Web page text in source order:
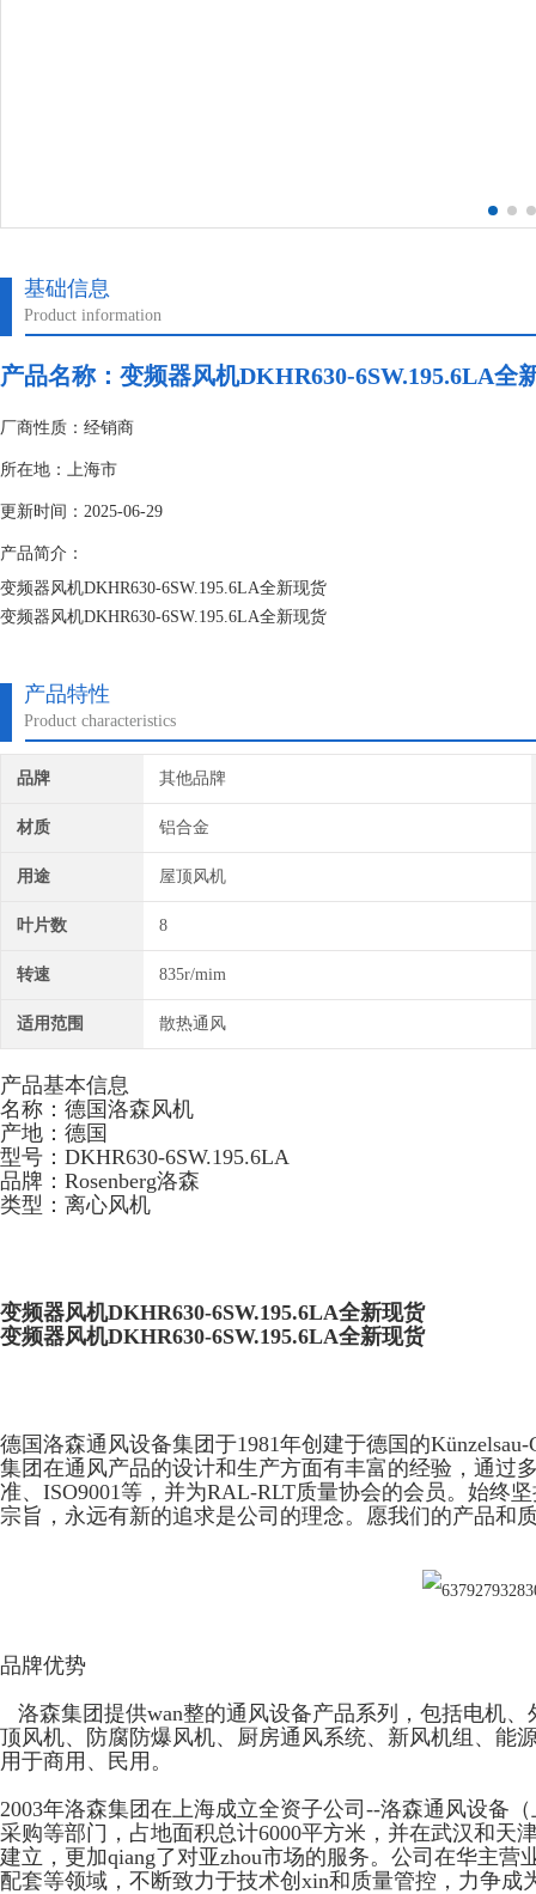
基础信息
Product information
产品名称：变频器风机DKHR630-6SW.195.6LA全
厂商性质：经销商
所在地：上海市
更新时间：2025-06-29
产品简介：
变频器风机DKHR630-6SW.195.6LA全新现货
变频器风机DKHR630-6SW.195.6LA全新现货
产品特性
Product characteristics
品牌 其他品牌
材质 铝合金
用途 屋顶风机
叶片数 8
转速 835r/mim
适用范围 散热通风
产品基本信息
名称：德国洛森风机
产地：德国
型号：DKHR630-6SW.195.6LA
品牌：Rosenberg洛森
类型：离心风机
变频器风机DKHR630-6SW.195.6LA全新现货
变频器风机DKHR630-6SW.195.6LA全新现货
德国洛森通风设备集团于1981年创建于德国的
集团在通风产品的设计和生产方面有丰富的经验，通过
准、ISO9001等，并为RAL-RLT质量协会的会员。始终
宗旨，永远有新的追求是公司的理念。愿我们的产品和
品牌优势
洛森集团提供wan整的通风设备产品系列，包括电机
顶风机、防腐防爆风机、厨房通风系统、新风机组、能
用于商用、民用。
2003年洛森集团在上海成立全资子公司--洛森通风设备
采购等部门，占地面积总计6000平方米，并在武汉和天
建立，更加qiang了对亚zhou市场的服务。公司在华主
配套等领域，不断致力于技术创xin和质量管控，力争成